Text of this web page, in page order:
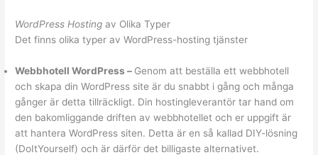
WordPress Hosting av Olika Typer
Det finns olika typer av WordPress-hosting tjänster
Webbhotell WordPress – Genom att beställa ett webbhotell
och skapa din WordPress site är du snabbt i gång och många
gånger är detta tillräckligt. Din hostingleverantör tar hand om
den bakomliggande driften av webbhotellet och er uppgift är
att hantera WordPress siten. Detta är en så kallad DIY-lösning
(DoItYourself) och är därför det billigaste alternativet.